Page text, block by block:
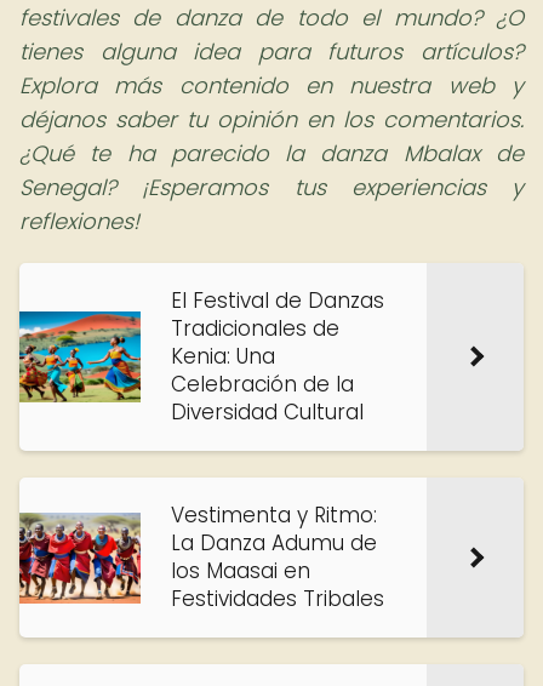
festivales de danza de todo el mundo? ¿O
tienes alguna idea para futuros artículos?
Explora más contenido en nuestra web y
déjanos saber tu opinión en los comentarios.
¿Qué te ha parecido la danza Mbalax de
Senegal? ¡Esperamos tus experiencias y
reflexiones!
El Festival de Danzas
Tradicionales de
Kenia: Una
Celebración de la
Diversidad Cultural
Vestimenta y Ritmo:
La Danza Adumu de
los Maasai en
Festividades Tribales